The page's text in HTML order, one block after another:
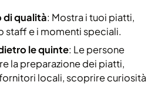
di qualità: Mostra i tuoi piatti,
staff e i momenti speciali.
le quinte: Le persone
la preparazione dei piatti,
locali, scoprire curiosità